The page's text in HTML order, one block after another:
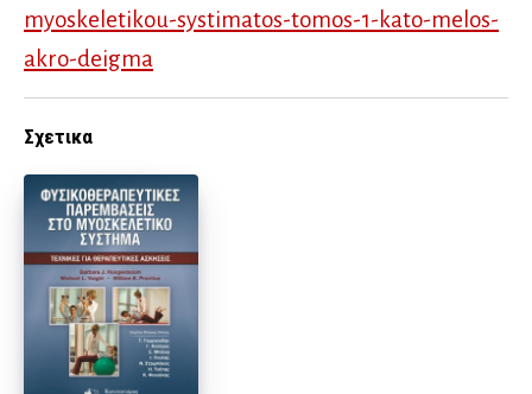
myoskeletikou-systimatos-tomos-1-kato-melos-
akro-deigma
Σχετικα